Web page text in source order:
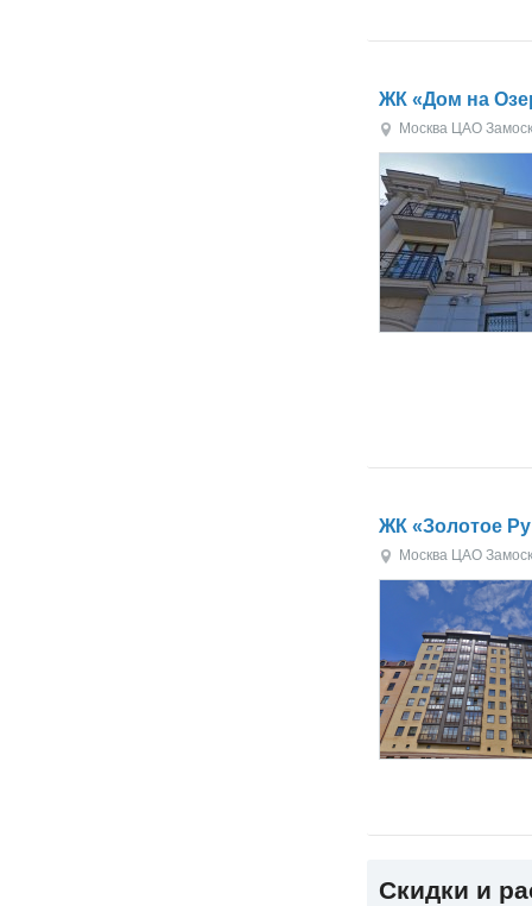
ЖК «Дом на
Москва ЦАО
ЖК «Золотое
Москва ЦАО
Скидки и